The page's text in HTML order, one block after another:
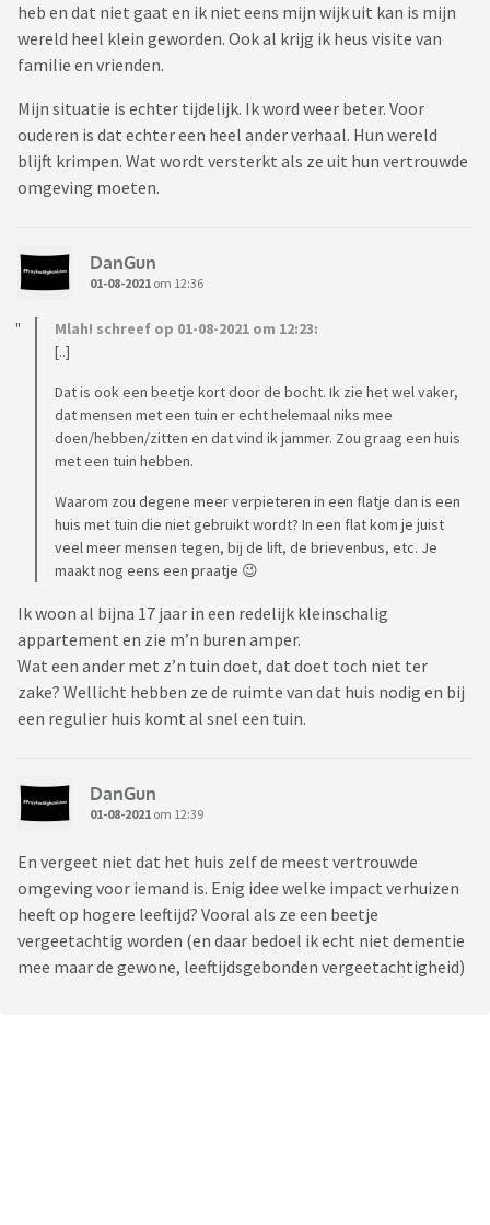
heb en dat niet gaat en ik niet eens mijn wijk uit kan is mijn
wereld heel klein geworden. Ook al krijg ik heus visite van
familie en vrienden.
Mijn situatie is echter tijdelijk. Ik word weer beter. Voor
ouderen is dat echter een heel ander verhaal. Hun wereld
blijft krimpen. Wat wordt versterkt als ze uit hun vertrouwde
omgeving moeten.
DanGun
01-08-2021 om 12:36
Mlah! schreef op 01-08-2021 om 12:23:
[..]
Dat is ook een beetje kort door de bocht. Ik zie het wel vaker,
dat mensen met een tuin er echt helemaal niks mee
doen/hebben/zitten en dat vind ik jammer. Zou graag een huis
met een tuin hebben.
Waarom zou degene meer verpieteren in een flatje dan is een
huis met tuin die niet gebruikt wordt? In een flat kom je juist
veel meer mensen tegen, bij de lift, de brievenbus, etc. Je
maakt nog eens een praatje 😉
Ik woon al bijna 17 jaar in een redelijk kleinschalig
appartement en zie m’n buren amper.
Wat een ander met z’n tuin doet, dat doet toch niet ter
zake? Wellicht hebben ze de ruimte van dat huis nodig en bij
een regulier huis komt al snel een tuin.
DanGun
01-08-2021 om 12:39
En vergeet niet dat het huis zelf de meest vertrouwde
omgeving voor iemand is. Enig idee welke impact verhuizen
heeft op hogere leeftijd? Vooral als ze een beetje
vergeetachtig worden (en daar bedoel ik echt niet dementie
mee maar de gewone, leeftijdsgebonden vergeetachtigheid)